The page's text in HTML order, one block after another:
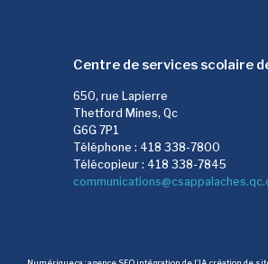
Centre de services scolaire
650, rue Lapierre
Thetford Mines, Qc
G6G 7P1
Téléphone : 418 338-7800
Télécopieur : 418 338-7845